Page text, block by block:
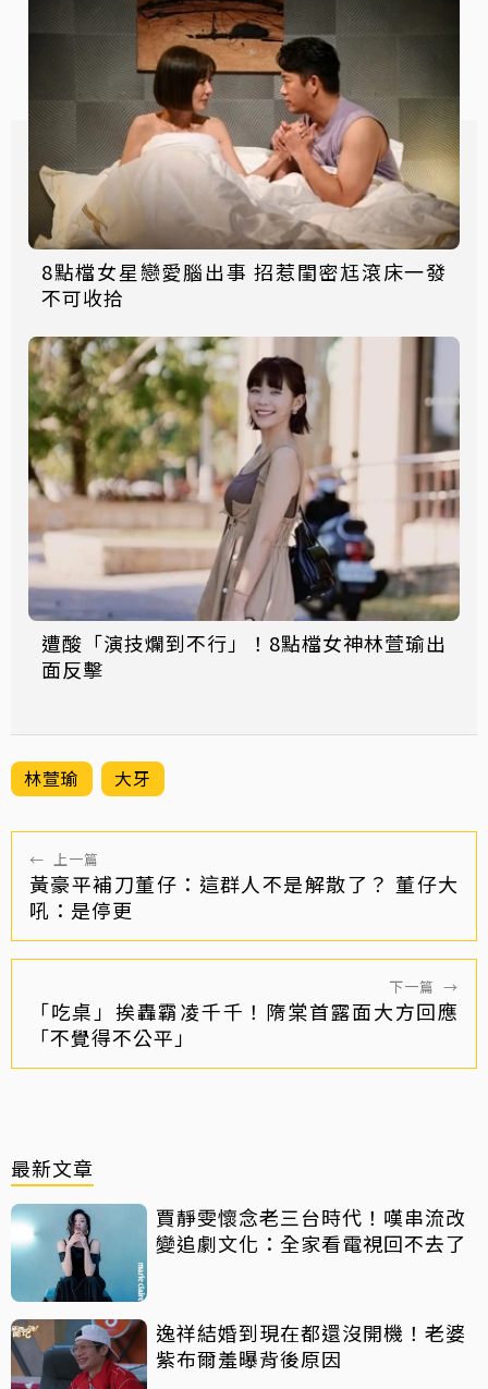
8點檔女星戀愛腦出事 招惹閨密尪滾床一發
不可收拾
遭酸「演技爛到不行」！8點檔女神林萱瑜出
面反擊
林萱瑜 大牙
← 上一篇
黃豪平補刀董仔：這群人不是解散了？ 董仔大
吼：是停更
下一篇 →
「吃桌」挨轟霸凌千千！隋棠首露面大方回應
「不覺得不公平」
最新文章
賈靜雯懷念老三台時代！嘆串流改
變追劇文化：全家看電視回不去了
逸祥結婚到現在都還沒開機！老婆
紫布爾羞曝背後原因